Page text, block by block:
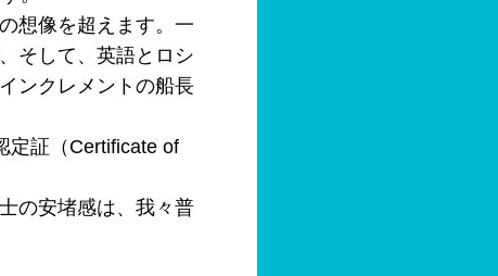
想像を超えます。一
そして、英語とロシ
ンクレメントの船長
定証（Certificate of
の安堵感は、我々普